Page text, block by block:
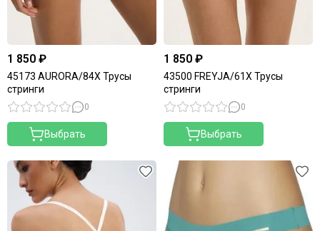
1 850 ₽
45173 AURORA/84X Трусы
стринги
0
Выбрать
1 850 ₽
43500 FREYJA/61X Трусы
стринги
0
Выбрать